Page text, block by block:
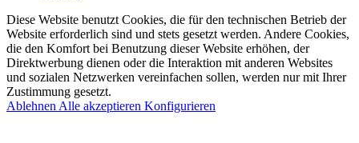
Diese Website benutzt Cookies, die für den technischen Betrieb der
Website erforderlich sind und stets gesetzt werden. Andere Cookies,
die den Komfort bei Benutzung dieser Website erhöhen, der
Direktwerbung dienen oder die Interaktion mit anderen Websites
und sozialen Netzwerken vereinfachen sollen, werden nur mit Ihrer
Zustimmung gesetzt.
Ablehnen Alle akzeptieren Konfigurieren